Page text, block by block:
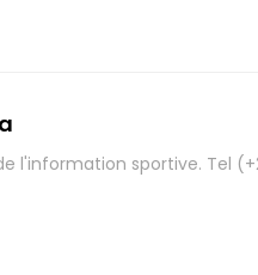
l'information sportive. Tel